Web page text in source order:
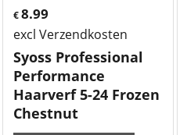
€ 8.99
excl Verzendkosten
Syoss Professional
Performance
Haarverf 5-24 Frozen
Chestnut